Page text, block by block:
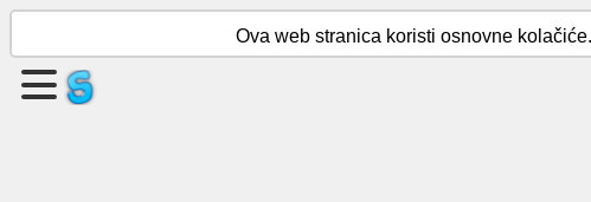
Kreirajte
Ova web stranica koristi osnovne